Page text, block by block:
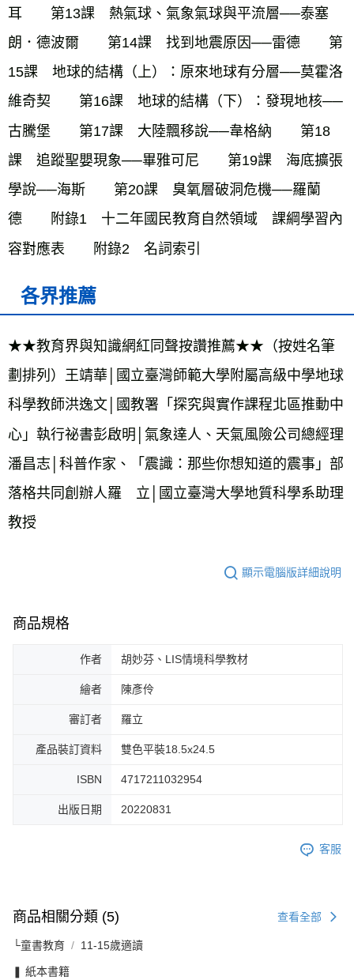
耳　　第13課　熱氣球、氣象氣球與平流層──泰塞
朗．德波爾　　第14課　找到地震原因──雷德　　第
15課　地球的結構（上）：原來地球有分層──莫霍洛
維奇契　　第16課　地球的結構（下）：發現地核──
古騰堡　　第17課　大陸飄移說──韋格納　　第18
課　追蹤聖嬰現象──畢雅可尼　　第19課　海底擴張
學說──海斯　　第20課　臭氧層破洞危機──羅蘭
德　　附錄1　十二年國民教育自然領域　課綱學習內
容對應表　　附錄2　名詞索引
各界推薦
★★教育界與知識網紅同聲按讚推薦★★（按姓名筆
劃排列）王靖華│國立臺灣師範大學附屬高級中學地球
科學教師洪逸文│國教署「探究與實作課程北區推動中
心」執行祕書彭啟明│氣象達人、天氣風險公司總經理
潘昌志│科普作家、「震識：那些你想知道的震事」部
落格共同創辦人羅　立│國立臺灣大學地質科學系助理
教授
顯示電腦版詳細說明
商品規格
作者 胡妙芬、LIS情境科學教材
繪者 陳彥伶
審訂者 羅立
產品裝訂資料 雙色平裝18.5x24.5
ISBN 4717211032954
出版日期 20220831
客服
商品相關分類 (5) 查看全部
└童書教育 11-15歲適讀
❚ 紙本書籍